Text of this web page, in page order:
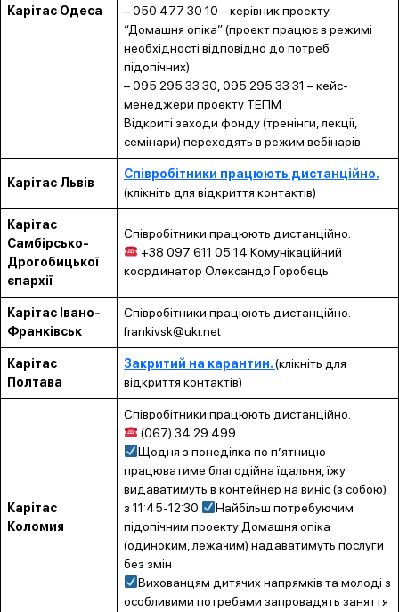
Карітас Одеса
– 050 477 30 10 – керівник проекту
“Домашня опіка” (проект працює в режимі
необхідності відповідно до потреб
підопічних)
– 095 295 33 30, 095 295 33 31 – кейс-
менеджери проекту ТЕПМ
Відкриті заходи фонду (тренінги, лекції,
семінари) переходять в режим вебінарів.
Карітас Львів
Співробітники працюють дистанційно.
(клікніть для відкриття контактів)
Карітас
Самбірсько-
Дрогобицької
єпархії
Співробітники працюють дистанційно.
+38 097 611 05 14 Комунікаційний
координатор Олександр Горобець.
Карітас Івано-
Франківськ
Співробітники працюють дистанційно.
frankivsk@ukr.net
Карітас
Полтава
Закритий на карантин.(клікніть для
відкриття контактів)
Карітас
Коломия
Співробітники працюють дистанційно.
(067) 34 29 499
Щодня з понеділка по п’ятницю
працюватиме благодійна їдальня, їжу
видаватимуть в контейнер на виніс (з собою)
з 11:45-12:30
Найбільш потребуючим
підопічним проекту Домашня опіка
(одиноким, лежачим) надаватимуть послуги
без змін
Вихованцям дитячих напрямків та молоді з
особливими потребами запровадять заняття